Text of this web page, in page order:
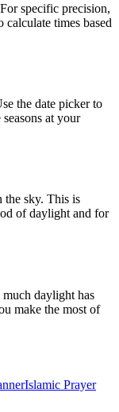
specific precision,
calculate times based
the date picker to
at your
the sky. This is
of daylight and for
daylight has
make the most of
Islamic Prayer